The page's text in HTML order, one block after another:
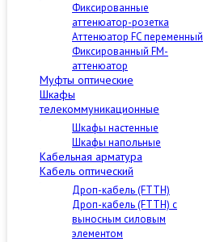
Фиксированные
аттенюатор-розетка
Аттенюатор FC переменный
Фиксированный FM-
аттенюатор
Муфты оптические
Шкафы
телекоммуникационные
Шкафы настенные
Шкафы напольные
Кабельная арматура
Кабель оптический
Дроп-кабель (FTTH)
Дроп-кабель (FTTH) с
выносным силовым
элементом